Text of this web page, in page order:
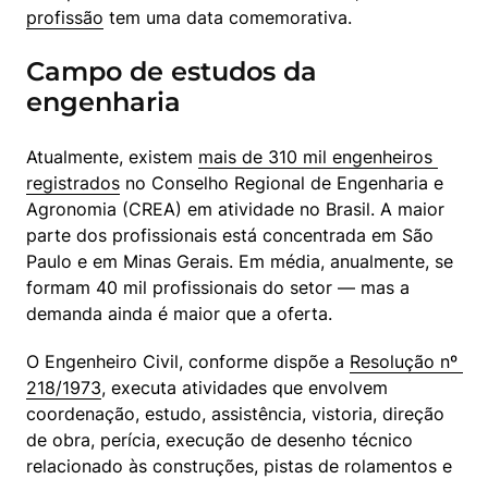
profissão tem uma data comemorativa.
Campo de estudos da
engenharia
Atualmente, existem mais de 310 mil engenheiros
registrados no Conselho Regional de Engenharia e
Agronomia (CREA) em atividade no Brasil. A maior
parte dos profissionais está concentrada em São
Paulo e em Minas Gerais. Em média, anualmente, se
formam 40 mil profissionais do setor — mas a
demanda ainda é maior que a oferta.
O Engenheiro Civil, conforme dispõe a Resolução nº
218/1973, executa atividades que envolvem
coordenação, estudo, assistência, vistoria, direção
de obra, perícia, execução de desenho técnico
relacionado às construções, pistas de rolamentos e